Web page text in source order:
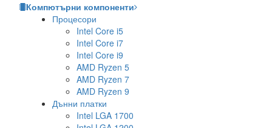
Компютърни компоненти
Процесори
Intel Core i5
Intel Core i7
Intel Core i9
AMD Ryzen 5
AMD Ryzen 7
AMD Ryzen 9
Дънни платки
Intel LGA 1700